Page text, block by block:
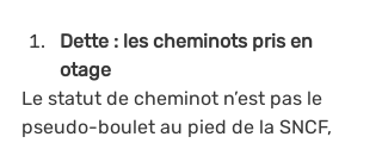
Dette : les cheminots pris en
otage
Le statut de cheminot n’est pas le
pseudo-boulet au pied de la SNCF,